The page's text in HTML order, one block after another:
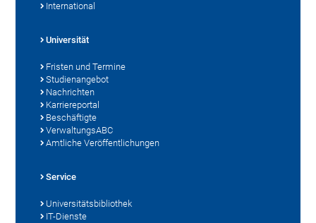
International
Universität
Fristen und Termine
Studienangebot
Nachrichten
Karriereportal
Beschäftigte
VerwaltungsABC
Amtliche Veröffentlichungen
Service
Universitätsbibliothek
IT-Dienste